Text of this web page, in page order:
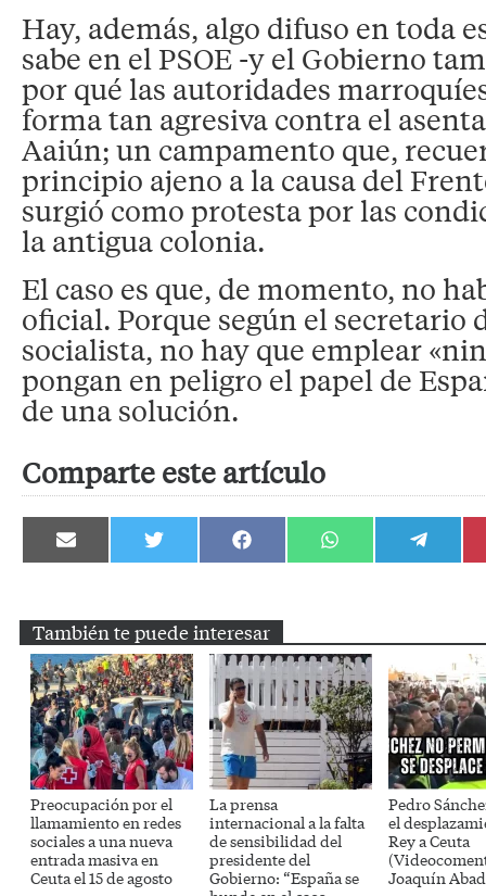
Hay, además, algo difuso en toda
sabe en el PSOE -y el Gobierno
por qué las autoridades
forma tan agresiva contra el
Aaiún; un campamento que,
principio ajeno a la causa del
surgió como protesta por las
la antigua colonia.
El caso es que, de momento, no
oficial. Porque según el secretario
socialista, no hay que emplear
pongan en peligro el papel de
de una solución.
Comparte este artículo
Compartir
en
Compartir
en
Compartir
en
Compartir
en
Compartir
en
También te puede interesar
Preocupación por el
llamamiento en redes
sociales a una nueva
entrada masiva en
Ceuta el 15 de agosto
La prensa
internacional a la falta
de sensibilidad del
presidente del
Gobierno: “España se
Pedro
el
Rey a Ceuta
Joaquín